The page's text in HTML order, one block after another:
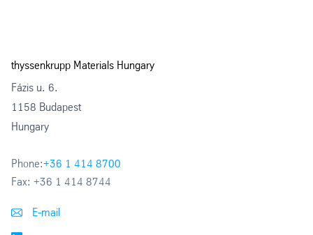
thyssenkrupp Materials Hungary
Fázis u. 6.
1158 Budapest
Hungary
Phone:+36 1 414 8700
Fax: +36 1 414 8744
E-mail